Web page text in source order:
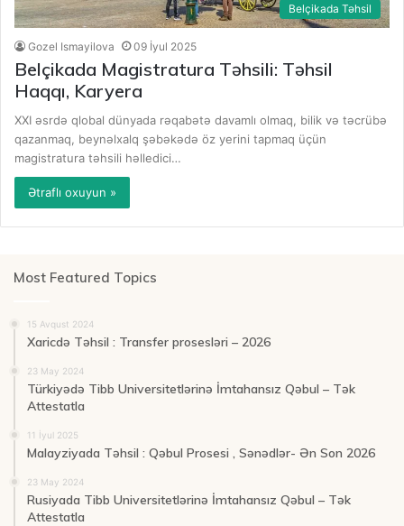
Belçikada Təhsil
Gozel Ismayilova 09 İyul 2025
Belçikada Magistratura Təhsili: Təhsil
Haqqı, Karyera
XXI əsrdə qlobal dünyada rəqabətə davamlı olmaq, bilik və təcrübə
qazanmaq, beynəlxalq şəbəkədə öz yerini tapmaq üçün
magistratura təhsili həlledici…
Ətraflı oxuyun »
Most Featured Topics
15 Avqust 2024
Xaricdə Təhsil : Transfer prosesləri – 2026
23 May 2024
Türkiyədə Tibb Universitetlərinə İmtahansız Qəbul – Tək
Attestatla
11 İyul 2025
Malayziyada Təhsil : Qəbul Prosesi , Sənədlər- Ən Son 2026
23 May 2024
Rusiyada Tibb Universitetlərinə İmtahansız Qəbul – Tək
Attestatla